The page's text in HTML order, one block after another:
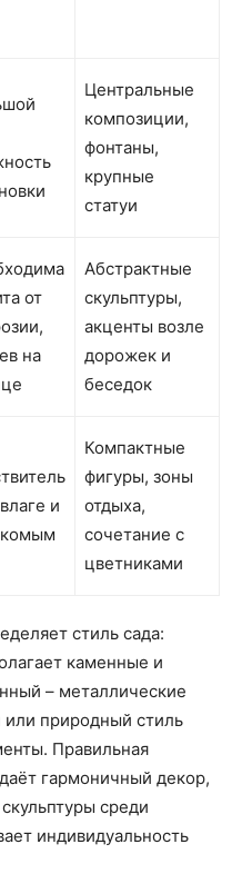
Центральные
композиции,
фонтаны,
крупные
статуи
от
на
Абстрактные
скульптуры,
акценты возле
дорожек и
беседок
и
Компактные
фигуры, зоны
отдыха,
сочетание с
цветниками
стиль сада:
каменные и
– металлические
или природный стиль
Правильная
гармоничный декор,
среди
индивидуальность